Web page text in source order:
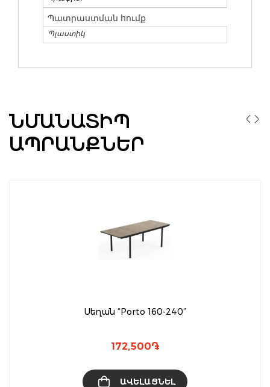
Պատրաստման հումք
Պլաստիկ
ՆՄԱՆԱՏԻՊ
ԱՊՐԱՆՔՆԵՐ
Սեղան “Porto 160-240”
172,500֏
ԱՎԵԼԱՑՆԵԼ